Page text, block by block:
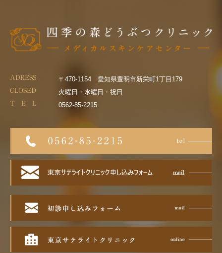
ADRESS 〒470-1154 愛知県豊明市新栄町1丁目179
CLOSED 火曜日・水曜日・祝日
T E L 0562-85-2215